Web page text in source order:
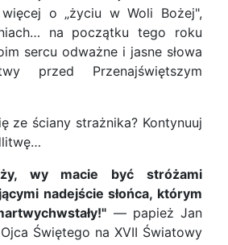
więcej o „życiu w Woli Bożej",
na początku tego roku
sercu odważne i jasne słowa
przed Przenajświętszym
ze ściany strażnika? Kontynuuj
wy macie być stróżami
nadejście słońca, którym
— papież Jan
Ojca Świętego na XVII Światowy